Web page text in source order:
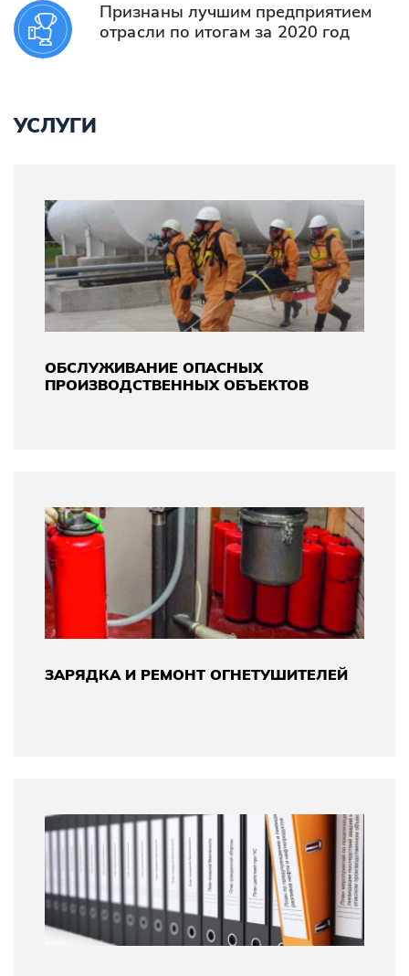
Признаны лучшим предприятием
отрасли по итогам за 2020 год
УСЛУГИ
ОБСЛУЖИВАНИЕ ОПАСНЫХ
ПРОИЗВОДСТВЕННЫХ ОБЪЕКТОВ
ЗАРЯДКА И РЕМОНТ ОГНЕТУШИТЕЛЕЙ